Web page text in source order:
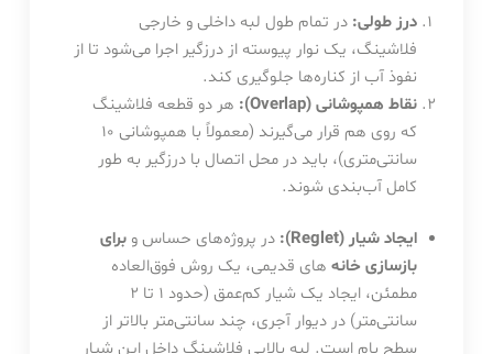
درز طولی: در تمام طول لبه داخلی و خارجی
فلاشینگ، یک نوار پیوسته از درزگیر اجرا می‌شود تا از
نفوذ آب از کناره‌ها جلوگیری کند.
نقاط همپوشانی (Overlap):
هر دو قطعه فلاشینگ
که روی هم قرار می‌گیرند (معمولاً با همپوشانی ۱۰
سانتی‌متری)، باید در محل اتصال با درزگیر به طور
کامل آب‌بندی شوند.
ایجاد شیار (Reglet): در پروژه‌های حساس وبرای
بازسازی خانه های قدیمی، یک روش فوق‌العاده
مطمئن، ایجاد یک شیار کم‌عمق (حدود ۱ تا ۲
سانتی‌متر) در دیوار آجری، چند سانتی‌متر بالاتر از
سطح بام است. لبه بالایی فلاشینگ داخل این شیار